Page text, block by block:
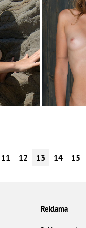
11 12 13 14 15
Reklama